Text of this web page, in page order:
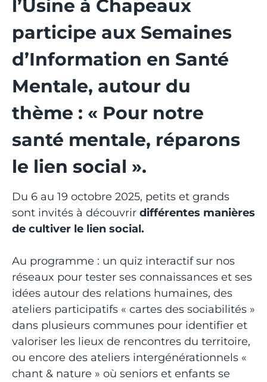
l’Usine à Chapeaux
participe aux Semaines
d’Information en Santé
Mentale, autour du
thème : « Pour notre
santé mentale, réparons
le lien social ».
Du 6 au 19 octobre 2025, petits et grands
sont invités à découvrir différentes manières
de cultiver le lien social.
Au programme : un quiz interactif sur nos
réseaux pour tester ses connaissances et ses
idées autour des relations humaines, des
ateliers participatifs « cartes des sociabilités »
dans plusieurs communes pour identifier et
valoriser les lieux de rencontres du territoire,
ou encore des ateliers intergénérationnels «
chant & nature » où seniors et enfants se